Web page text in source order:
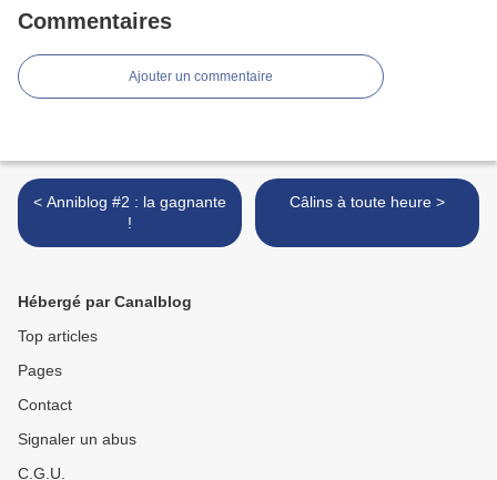
Commentaires
Ajouter un commentaire
< Anniblog #2 : la gagnante
!
Câlins à toute heure >
Hébergé par Canalblog
Top articles
Pages
Contact
Signaler un abus
C.G.U.